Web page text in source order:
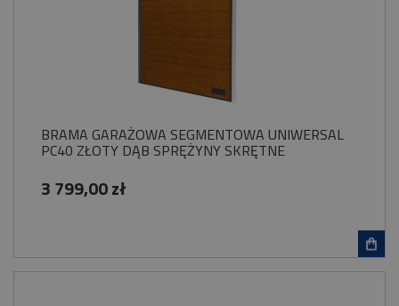
BRAMA GARAŻOWA SEGMENTOWA UNIWERSAL
PC40 ZŁOTY DĄB SPRĘŻYNY SKRĘTNE
3 799,00 zł